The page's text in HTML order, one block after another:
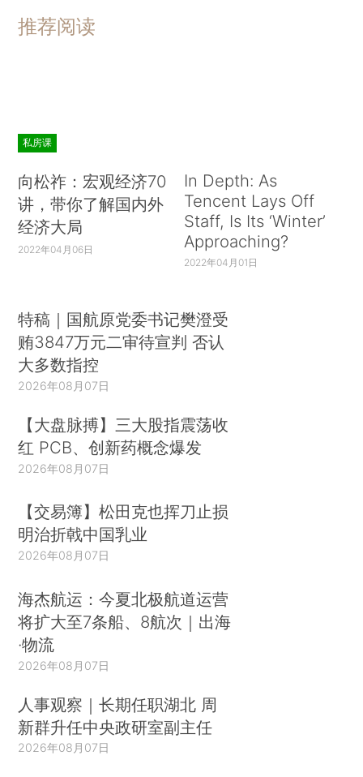
推荐阅读
私房课
向松祚：宏观经济70
讲，带你了解国内外
经济大局
2022年04月06日
In Depth: As
Tencent Lays Off
Staff, Is Its ‘Winter’
Approaching?
2022年04月01日
特稿｜国航原党委书记樊澄受
贿3847万元二审待宣判 否认
大多数指控
2026年08月07日
【大盘脉搏】三大股指震荡收
红 PCB、创新药概念爆发
2026年08月07日
【交易簿】松田克也挥刀止损
明治折戟中国乳业
2026年08月07日
海杰航运：今夏北极航道运营
将扩大至7条船、8航次｜出海
·物流
2026年08月07日
人事观察｜长期任职湖北 周
新群升任中央政研室副主任
2026年08月07日